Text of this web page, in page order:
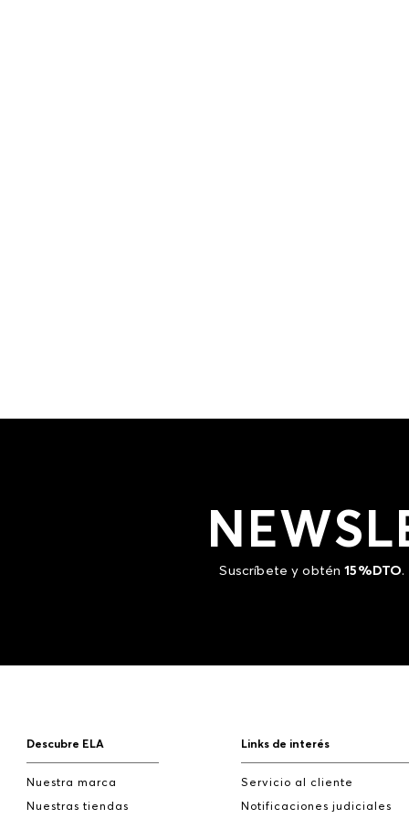
Suscríbete y obtén15%DTO.
Descubre ELA
Nuestra marca
Nuestras tiendas
Links de interés
Servicio al cliente
Notificaciones judiciales